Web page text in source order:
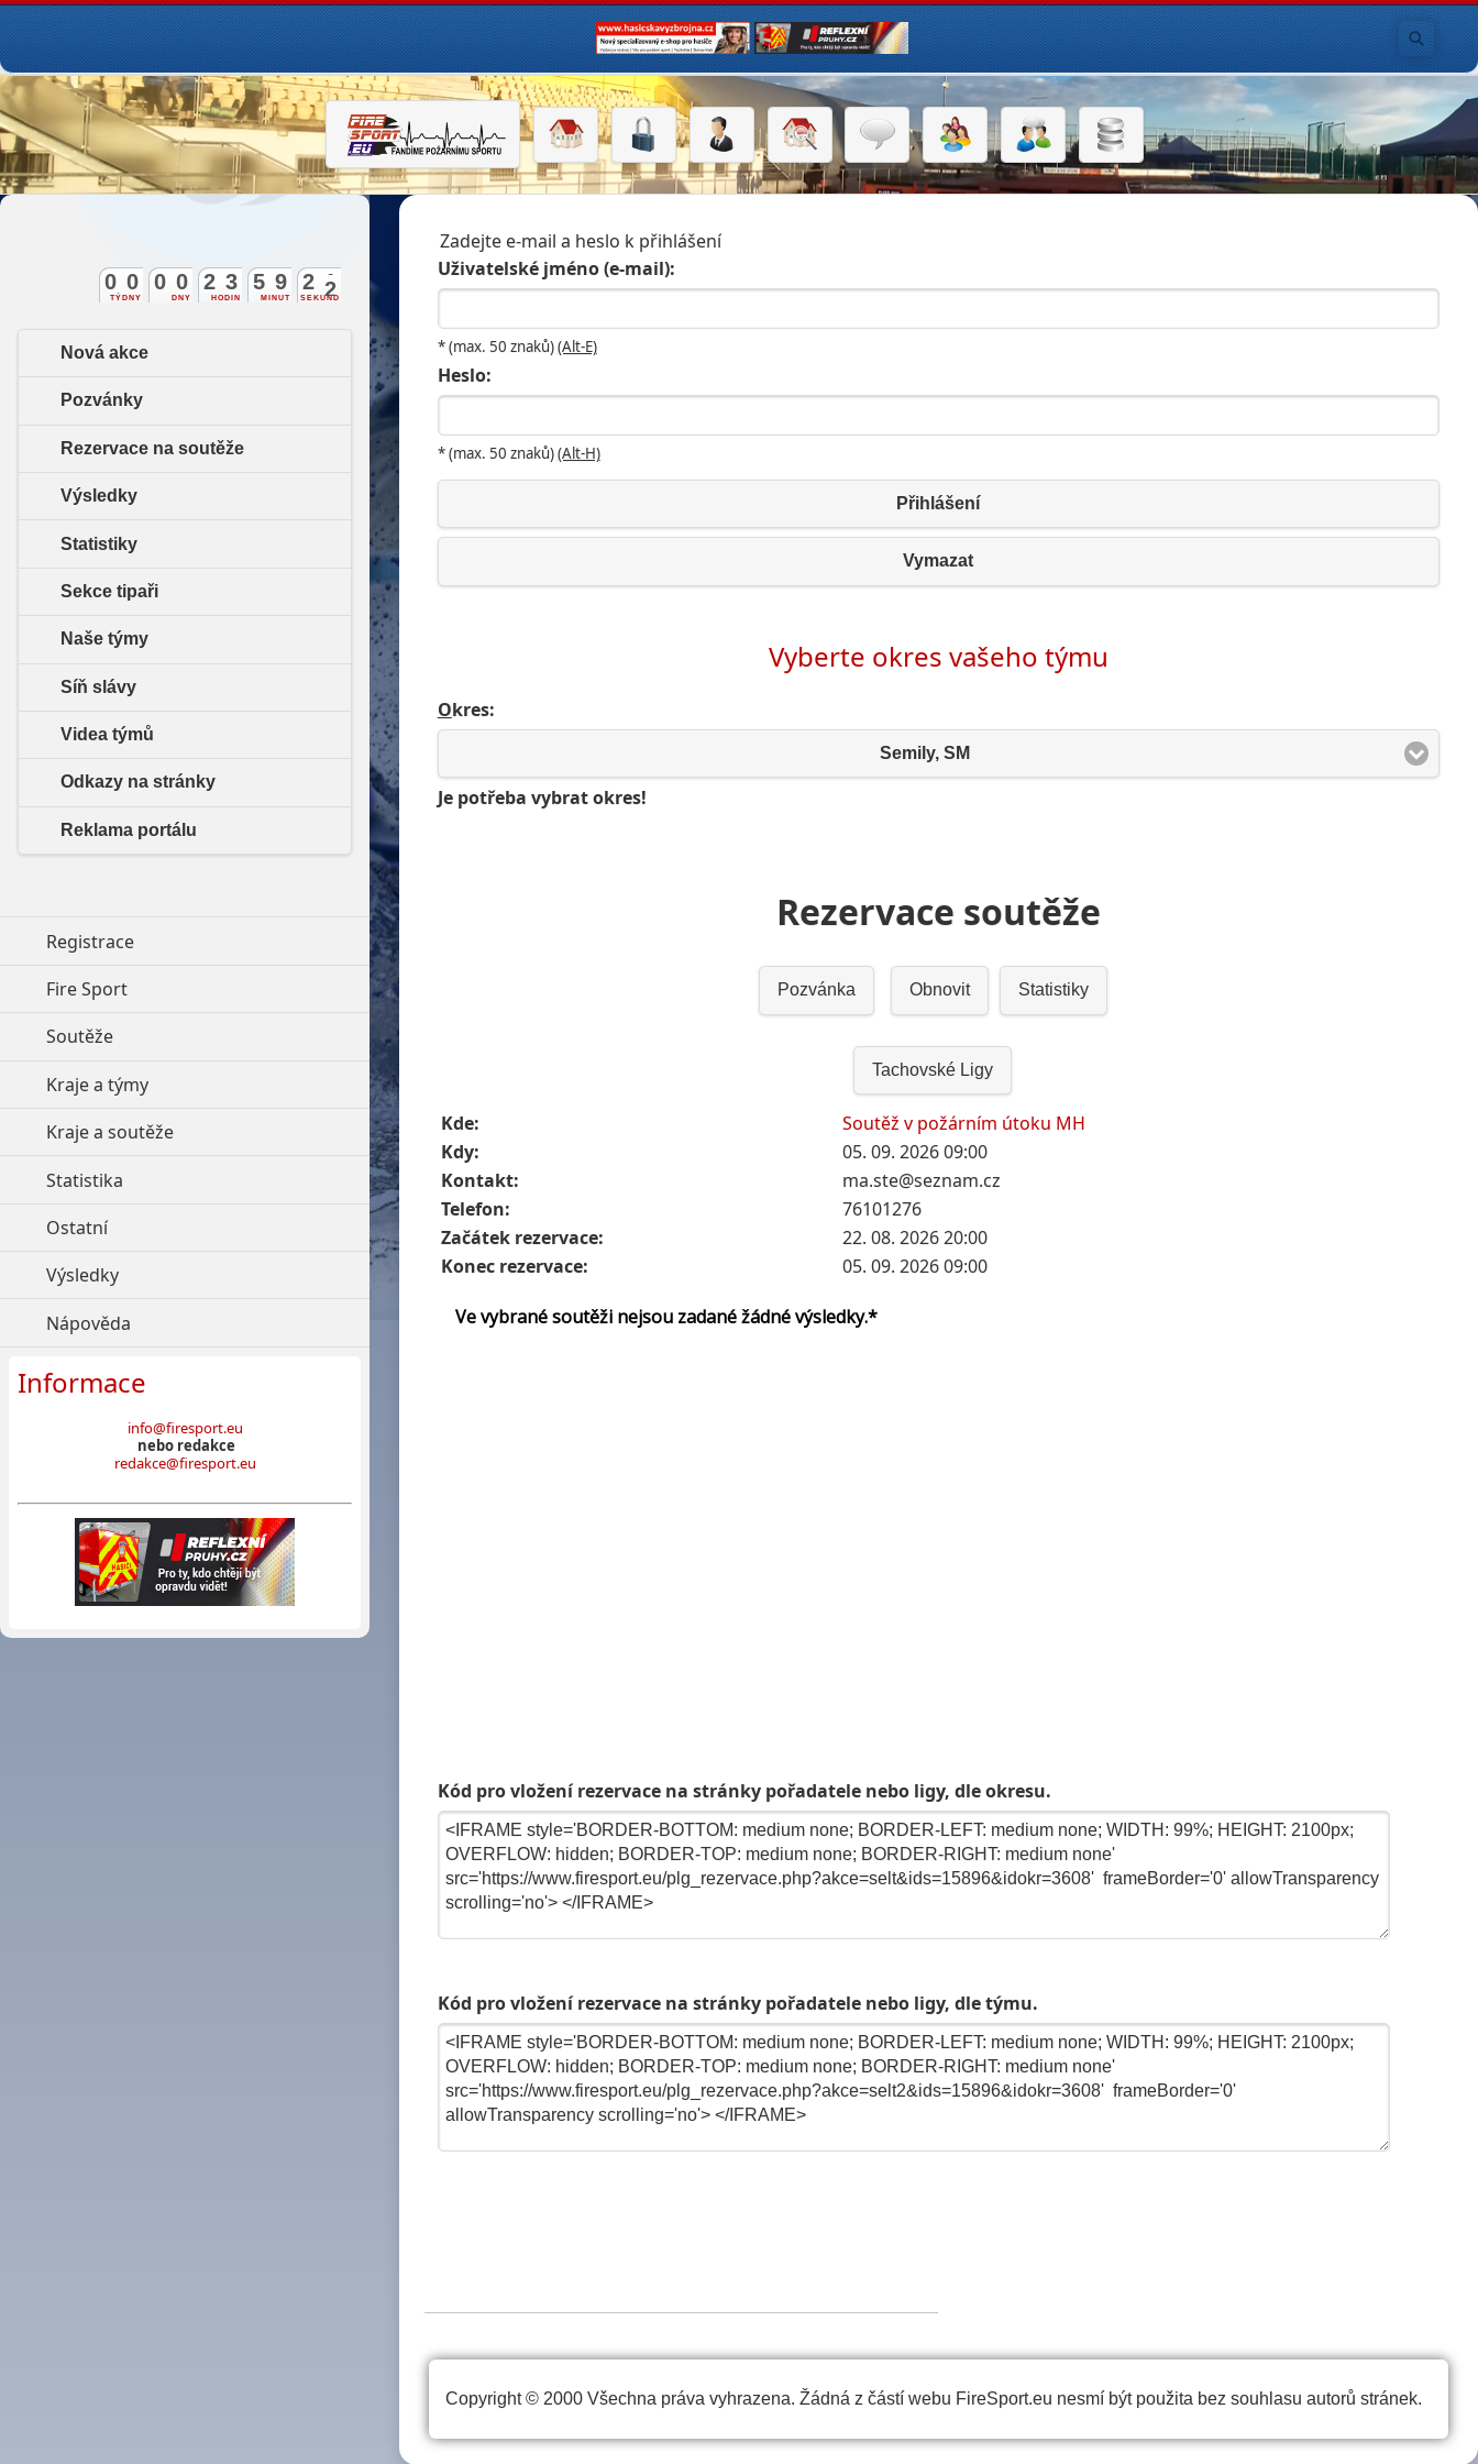
Zadejte e-mail a heslo k přihlášení
Uživatelské jméno (e-mail):
* (max. 50 znaků)(Alt-E)
Heslo:
* (max. 50 znaků)(Alt-H)
Přihlášení
Vymazat
Vyberte okres vašeho týmu
Okres:
Semily, SM
Je potřeba vybrat okres!
Rezervace soutěže
Pozvánka Obnovit Statistiky
Tachovské Ligy
Kde:
Soutěž v požárním útoku MH
Kdy:
05. 09. 2026 09:00
Kontakt:
ma.ste@seznam.cz
Telefon:
76101276
Začátek rezervace:
22. 08. 2026 20:00
Konec rezervace:
05. 09. 2026 09:00
Kód pro vložení rezervace na stránky pořadatele nebo ligy, dle okresu.
Kód pro vložení rezervace na stránky pořadatele nebo ligy, dle týmu.
Copyright © 2000 Všechna práva vyhrazena. Žádná z částí webu FireSport.eu nesmí být použita bez souhlasu autorů stránek.
TÝDNY
0 0
DNY
0 0
HODIN
2 3
MINUT
5 9
SEKUND
2 1
Nová akce
Pozvánky
Rezervace na soutěže
Výsledky
Statistiky
Sekce tipaři
Naše týmy
Síň slávy
Videa týmů
Odkazy na stránky
Reklama portálu
Registrace
Fire Sport
Soutěže
Kraje a týmy
Kraje a soutěže click to expand contents
Statistika
Ostatníclick to expand contents
Výsledky
Nápověda
Informace
info@firesport.eu
nebo redakce
redakce@firesport.eu